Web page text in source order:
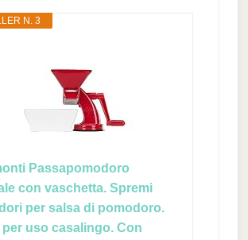
N. 3
Passapomodoro
con vaschetta. Spremi
per salsa di pomodoro.
per uso casalingo. Con